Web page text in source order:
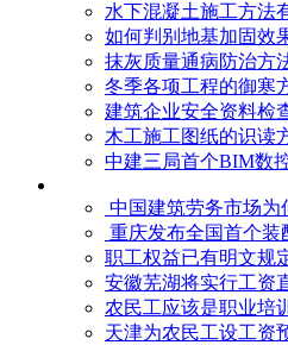
水下混凝土施工方法
如何判别地基加固效
抹灰质量通病防治方
冬季各项工程的御寒​
建筑企业安全资料检
木工施工图纸的识读
中建三局首个BIM数
中国建筑劳务市场为
重庆发布全国首个装
职工权益已有明文规
安徽芜湖将实行工资
农民工应该是职业培
天津为农民工设工资